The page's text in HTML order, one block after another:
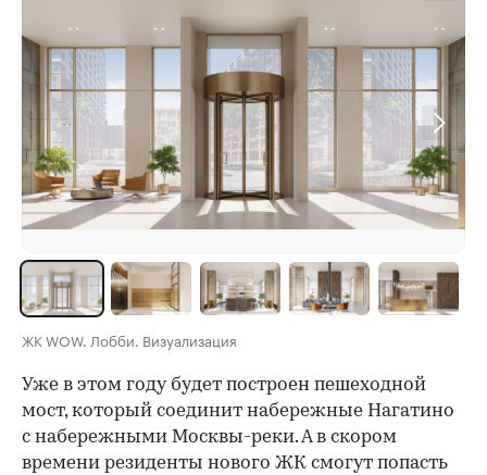
ЖК WOW. Лобби. Визуализация
Уже в этом году будет построен пешеходной
мост, который соединит набережные Нагатино
с набережными Москвы-реки. А в скором
времени резиденты нового ЖК смогут попасть